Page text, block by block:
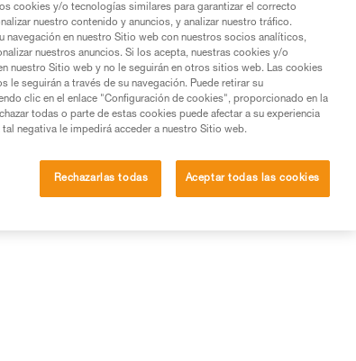
Buscar un punto de venta
cookies y/o tecnologías similares para garantizar el correcto
nuestro contenido y anuncios, y analizar nuestro tráfico.
navegación en nuestro Sitio web con nuestros socios analíticos,
nuestros anuncios. Si los acepta, nuestras cookies y/o
nuestro Sitio web y no le seguirán en otros sitios web. Las cookies
seguirán a través de su navegación. Puede retirar su
clic en el enlace "Configuración de cookies", proporcionado en la
todas o parte de estas cookies puede afectar a su experiencia
negativa le impedirá acceder a nuestro Sitio web.
Rechazarlas todas Aceptar todas las cookies